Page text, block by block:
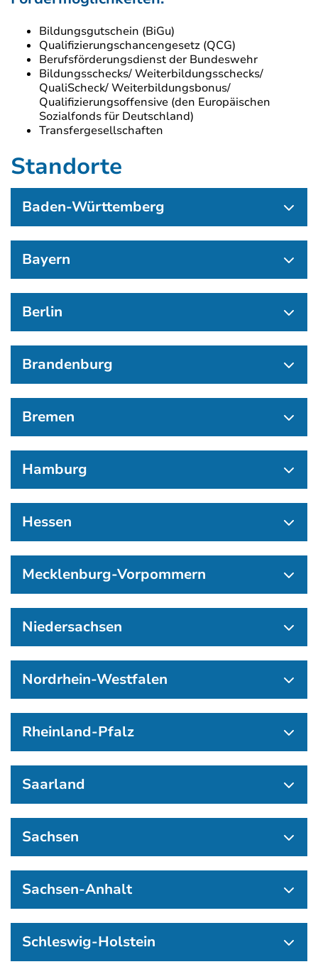
Bildungsgutschein (BiGu)
Qualifizierungschancengesetz (QCG)
Berufsförderungsdienst der Bundeswehr
Bildungsschecks/ Weiterbildungsschecks/
QualiScheck/ Weiterbildungsbonus/
Qualifizierungsoffensive (den Europäischen
Sozialfonds für Deutschland)
Transfergesellschaften
Standorte
Baden-Württemberg
Bayern
Berlin
Brandenburg
Bremen
Hamburg
Hessen
Mecklenburg-Vorpommern
Niedersachsen
Nordrhein-Westfalen
Rheinland-Pfalz
Saarland
Sachsen
Sachsen-Anhalt
Schleswig-Holstein